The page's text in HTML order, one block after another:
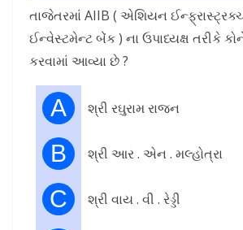
તાજેતરમાં AIIB ( એશિયન
ઈન્વેસ્ટમેન્ટ બેંક ) ના ઉપાધ્યક્ષ તરીકે
કરવામાં આવ્યા છે ?
A શ્રી રઘુરામ રાજન
B શ્રી આર . એન . મલ્હોત્રા
C શ્રી વાય . વી . રેડ્ડી